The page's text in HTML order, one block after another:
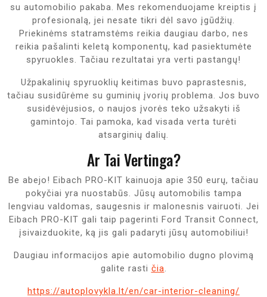
su automobilio pakaba. Mes rekomenduojame kreiptis į
profesionalą, jei nesate tikri dėl savo įgūdžių.
Priekinėms statramstėms reikia daugiau darbo, nes
reikia pašalinti keletą komponentų, kad pasiektumėte
spyruokles. Tačiau rezultatai yra verti pastangų!
Užpakalinių spyruoklių keitimas buvo paprastesnis,
tačiau susidūrėme su guminių įvorių problema. Jos buvo
susidėvėjusios, o naujos įvorės teko užsakyti iš
gamintojo. Tai pamoka, kad visada verta turėti
atsarginių dalių.
Ar Tai Vertinga?
Be abejo! Eibach PRO-KIT kainuoja apie 350 eurų, tačiau
pokyčiai yra nuostabūs. Jūsų automobilis tampa
lengviau valdomas, saugesnis ir malonesnis vairuoti. Jei
Eibach PRO-KIT gali taip pagerinti Ford Transit Connect,
įsivaizduokite, ką jis gali padaryti jūsų automobiliui!
Daugiau informacijos apie automobilio dugno plovimą
galite rasti čia.
https://autoplovykla.lt/en/car-interior-cleaning/